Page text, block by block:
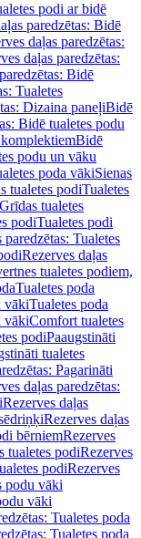
podi ar bidē
paredzētas: Bidē
daļas paredzētas:
daļas paredzētas:
Bidē
Tualetes
Dizaina paneļiBidē
Bidē tualetes podu
Bidē
podu un vāku
poda vākiSienas
tualetes podiTualetes
Grīdas tualetes
podiTualetes podi
paredzētas: Tualetes
Rezerves daļas
tualetes podiem,
Tualetes poda
vākiTualetes poda
vākiComfort tualetes
podiPaaugstināti
tualetes
Pagarināti
daļas paredzētas:
Rezerves daļas
Rezerves daļas
bērniemRezerves
tualetes podiRezerves
podiRezerves
podu vāki
vāki
Tualetes poda
Tualetes poda